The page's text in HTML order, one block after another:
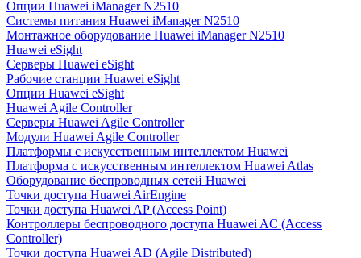
Опции Huawei iManager N2510
Системы питания Huawei iManager N2510
Монтажное оборудование Huawei iManager N2510
Huawei eSight
Серверы Huawei eSight
Рабочие станции Huawei eSight
Опции Huawei eSight
Huawei Agile Controller
Серверы Huawei Agile Controller
Модули Huawei Agile Controller
Платформы с искусственным интеллектом Huawei
Платформа с искусственным интеллектом Huawei Atlas
Оборудование беспроводных сетей Huawei
Точки доступа Huawei AirEngine
Точки доступа Huawei AP (Access Point)
Контроллеры беспроводного доступа Huawei AC (Access
Controller)
Точки доступа Huawei AD (Agile Distributed)